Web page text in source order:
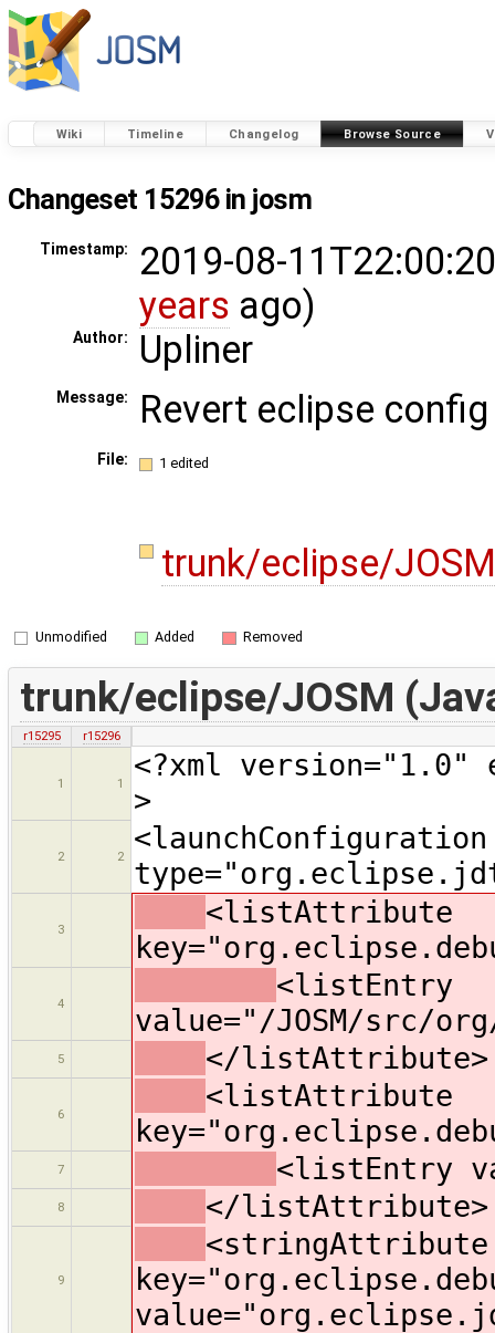
Wiki Timeline Changelog Browse Source
Changeset 15296 in josm
Timestamp:
2019-08-
years ago)
Author: Upliner
Message: Revert eclipse
File: 1 edited
trunk/eclipse/
Unmodified Added Removed
trunk/eclipse/JOSM
r15295 r15296
1 1
<?xml version="1.0"
>
2 2
<launchConfiguration
3
<listAttribute
4
<listEntry
value="/JOSM/src/
5 </listAttribute>
6
<listAttribute
7 <listEntry
8 </listAttribute>
9
<stringAttribute